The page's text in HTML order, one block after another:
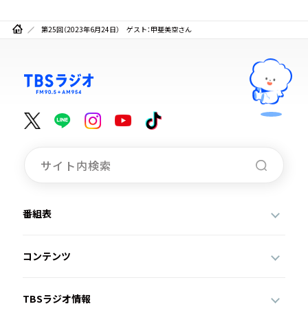
第25回（2023年6月24日） ゲスト：甲斐美空さん
番組表
コンテンツ
TBSラジオ情報